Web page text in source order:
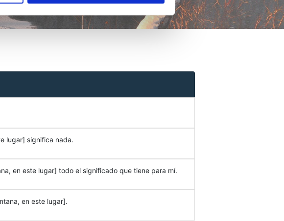
lugar] significa nada.
en este lugar] todo el significado que tiene para mí.
en este lugar].